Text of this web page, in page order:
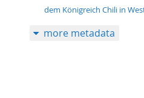
dem Königreich Chili in
more metadata